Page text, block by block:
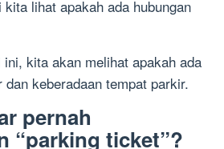
lihat apakah ada hubungan
kita akan melihat apakah ada
dan keberadaan tempat parkir.
pernah
“parking ticket”?